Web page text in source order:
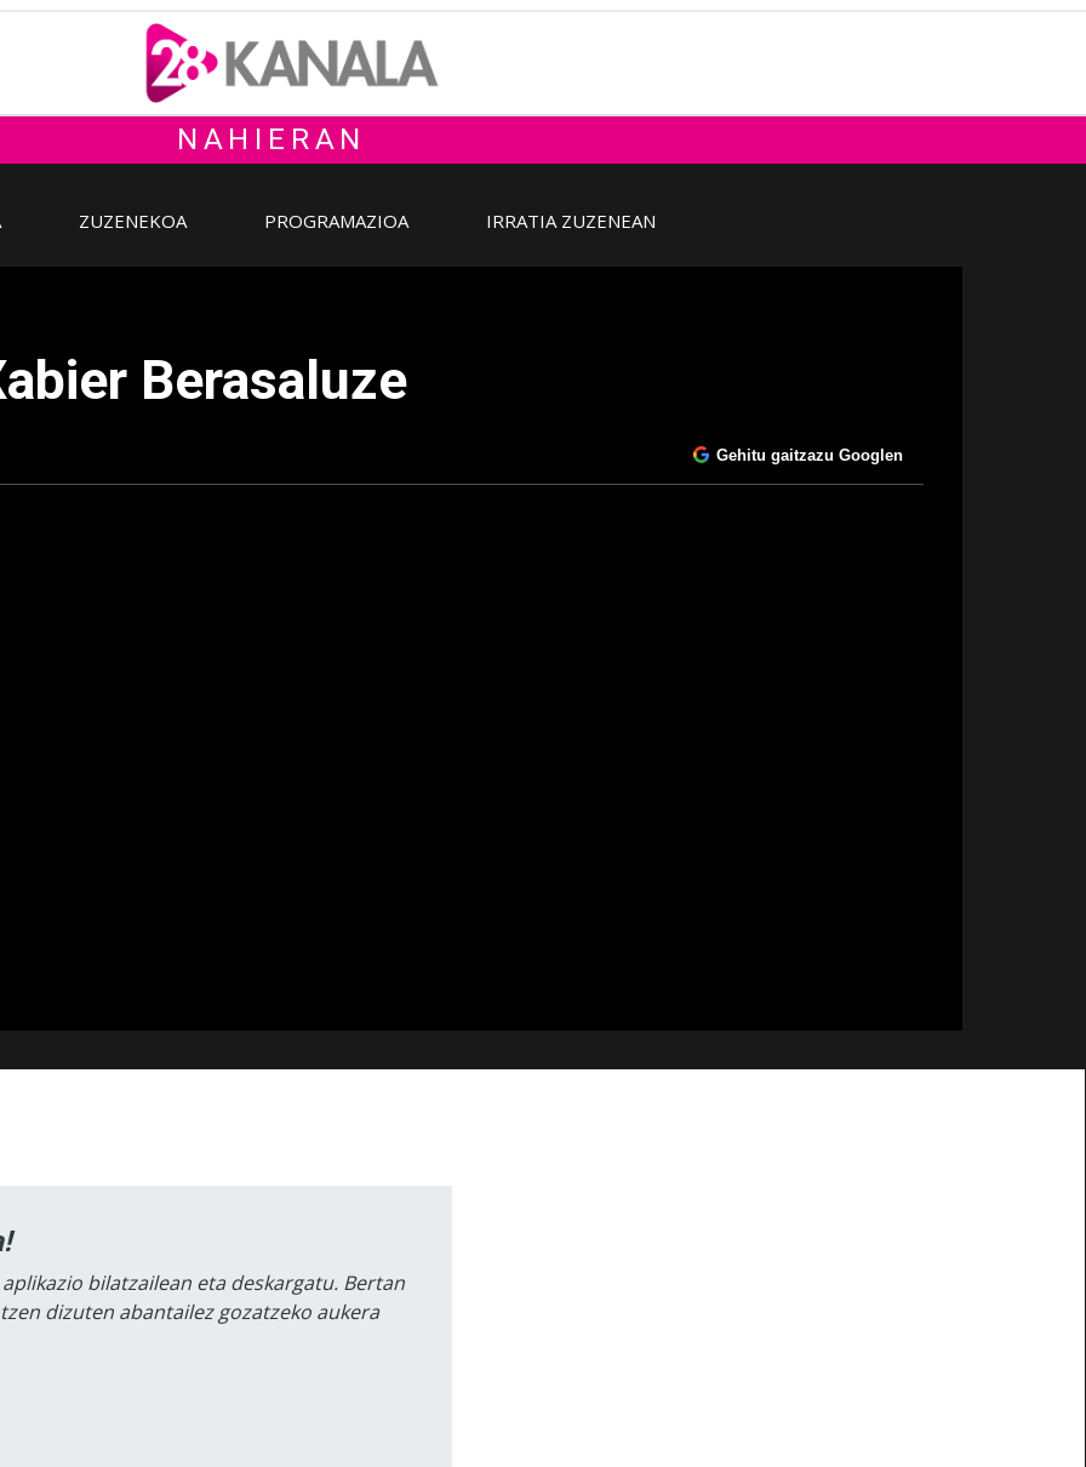
NAHIERAN
ZUZENEKOA PROGRAMAZIOA IRRATIA ZUZENEAN
Berasaluze
Gehitu gaitzazu Googlen
bilatzailean eta deskargatu. Bertan
dizuten abantailez gozatzeko aukera